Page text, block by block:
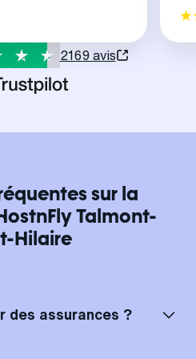
2169 avis
sur la
Talmont-
Hilaire
des assurances ?